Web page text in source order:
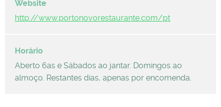
http://www.portonovorestaurante.com/pt
Aberto 6as e Sábados ao jantar. Domingos ao
almoço. Restantes dias, apenas por encomenda.